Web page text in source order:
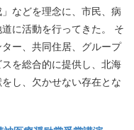
などを理念に、市民、病
に活動を行ってきた。 そ
ー、共同住居、グループ
を総合的に提供し、北海
し、欠かせない存在とな